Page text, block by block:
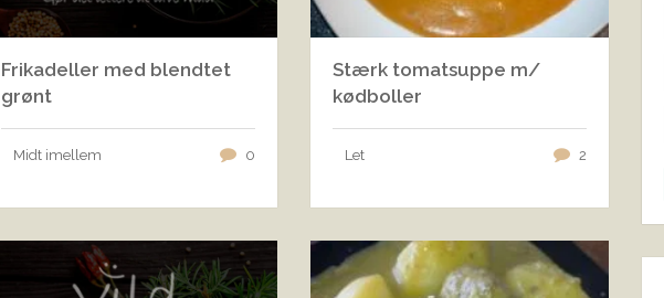
Frikadeller med blendtet
grønt
Midt imellem 0
Stærk tomatsuppe m/
kødboller
Let 2